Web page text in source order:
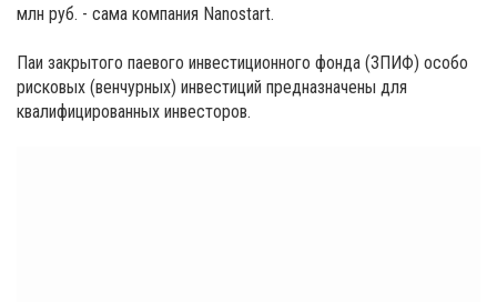
млн руб. - сама компания Nanostart.
Паи закрытого паевого инвестиционного фонда (ЗПИФ) особо
рисковых (венчурных) инвестиций предназначены для
квалифицированных инвесторов.